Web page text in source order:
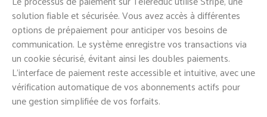
solution fiable et sécurisée. Vous avez accès à différentes
options de prépaiement pour anticiper vos besoins de
communication. Le système enregistre vos transactions via
un cookie sécurisé, évitant ainsi les doubles paiements.
L'interface de paiement reste accessible et intuitive, avec une
vérification automatique de vos abonnements actifs pour
une gestion simplifiée de vos forfaits.